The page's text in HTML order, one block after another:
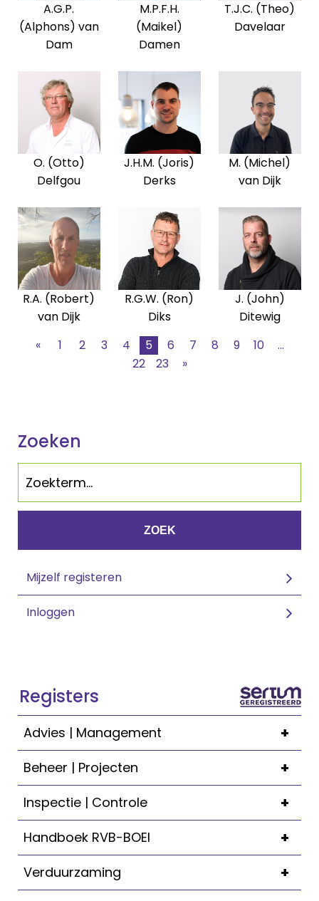
A.G.P.
(Alphons) van
Dam
M.P.F.H.
(Maikel)
Damen
T.J.C. (Theo)
Davelaar
O. (Otto)
Delfgou
J.H.M. (Joris)
Derks
M. (Michel)
van Dijk
R.A. (Robert)
van Dijk
R.G.W. (Ron)
Diks
J. (John)
Ditewig
«
1 2 3 4 5 6 7 8 9 10
...
22
23 »
Zoeken
ZOEK
Mijzelf registeren
Inloggen
Registers
+
Advies | Management
+
Beheer | Projecten
+
Inspectie | Controle
+
Handboek RVB-BOEI
+
Verduurzaming